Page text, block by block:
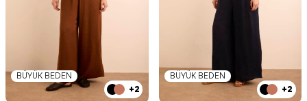
BÜYÜK BEDEN
+2
BÜYÜK BEDEN
+2